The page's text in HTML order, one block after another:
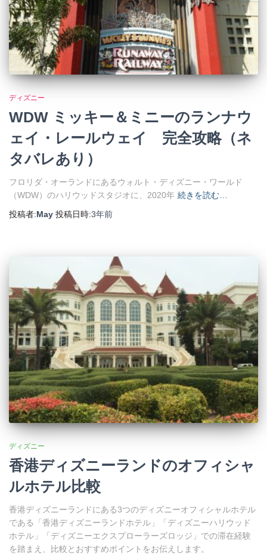
ディズニー
WDW ミッキー＆ミニーのランナウ
ェイ・レールウェイ 完全攻略（ネ
タバレあり）
フロリダ・オーランドにあるウォルト・ディズニー・ワールド
（WDW）のハリウッドスタジオに、2020年 続きを読む…
投稿者:May 投稿日時:3年前
ディズニー
香港ディズニーランドのオフィシャ
ルホテル比較
香港ディズニーランドにある3つのディズニーオフィシャルホテル
である「香港ディズニーランドホテル」「ディズニーハリウッド
ホテル」「ディズニーエクスプローラーズロッジ」での滞在経験
を踏まえ、比較とおすすめポイントをお伝えします。